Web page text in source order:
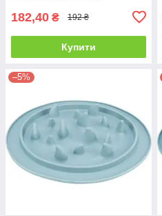
182,40 ₴ 192 ₴
Купити
–5%